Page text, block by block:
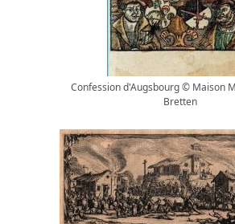
Confession d'Augsbourg © Maison
Bretten